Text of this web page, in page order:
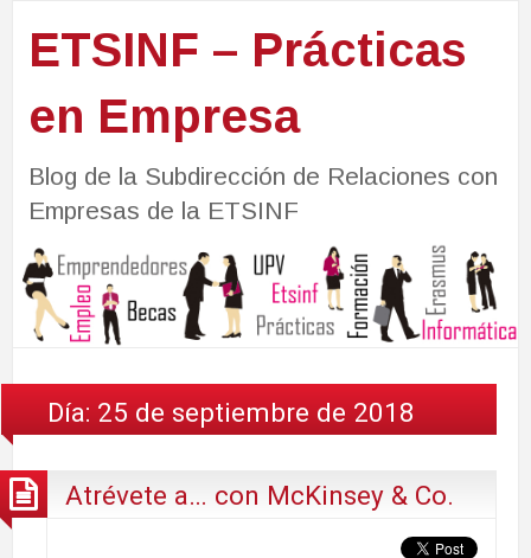
ETSINF – Prácticas
en Empresa
Blog de la Subdirección de Relaciones con
Empresas de la ETSINF
Día: 25 de septiembre de 2018
Atrévete a… con McKinsey & Co.